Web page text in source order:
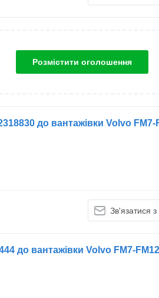
Розмістити оголошення
Зв'язатися